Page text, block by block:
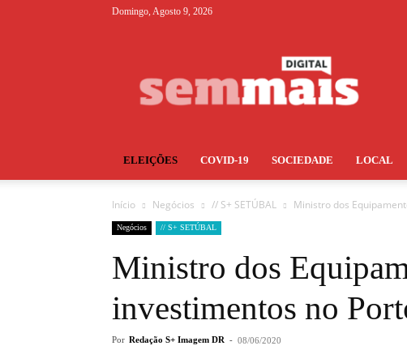
Domingo, Agosto 9, 2026
ELEIÇÕES COVID-19 SOCIEDADE LOCAL
Início Negócios // S+ SETÚBAL Ministro dos
Negócios // S+ SETÚBAL
Ministro dos
investimentos no
Por Redação S+ Imagem DR - 08/06/2020